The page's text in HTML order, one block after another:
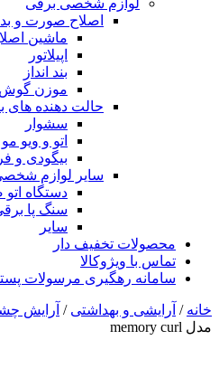
لوازم شخصی برقی
اصلاح صورت و
ماشین
اپیلاتور
بند انداز
موزن گوش،
حالت دهنده های
سشوار
اتو و ویو مو
بیگودی و
سایر لوازم
دستگاه
سنگ پا
سایر
محصولات تخفیف دار
تماس با ویژوکالا
سامانه رهگیری مرسولات
خانه / آرایشی و بهداشتی / آرایش
مدل memory curl